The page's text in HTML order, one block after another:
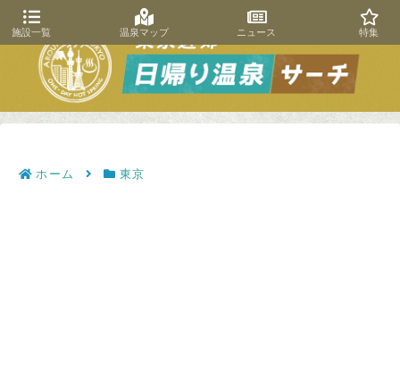
ホーム 東京
施設一覧 温泉マップ ニュース 特集